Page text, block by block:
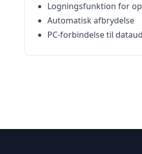
Logningsfunktion for
Automatisk afbrydelse
PC-forbindelse til